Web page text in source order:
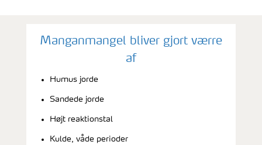
Manganmangel bliver gjort værre
af
Humus jorde
Sandede jorde
Højt reaktionstal
Kulde, våde perioder